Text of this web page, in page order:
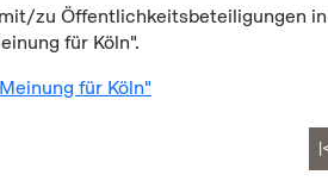
zu Öffentlichkeitsbeteiligungen
für Köln".
für Köln"